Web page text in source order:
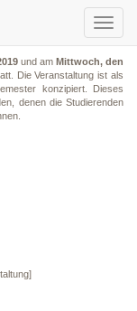
und am Mittwoch, den
Die Veranstaltung ist als
konzipiert. Dieses
denen die Studierenden